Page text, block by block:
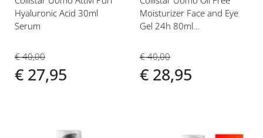
Hyaluronic Acid 30ml
Serum
€ 40,00
€ 27,95
Moisturizer Face and Eye
Gel 24h 80ml
€ 40,00
€ 28,95